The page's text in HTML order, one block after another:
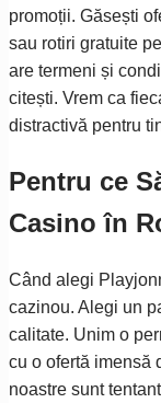
promoții. Găsești
sau rotiri gratuite
are termeni și
citești. Vrem ca
distractivă pentru
Pentru ce
Casino în
Când alegi
cazinou. Alegi un
calitate. Unim o
cu o ofertă imensă
noastre sunt